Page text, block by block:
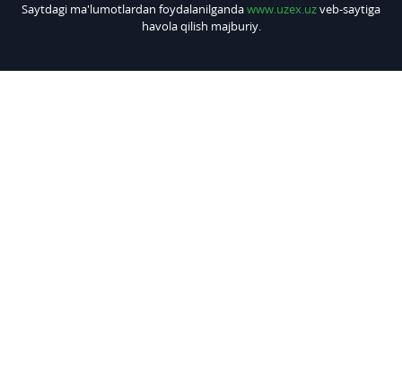
Saytdagi ma'lumotlardan foydalanilgandawww.uzex.uzveb-saytiga
havola qilish majburiy.